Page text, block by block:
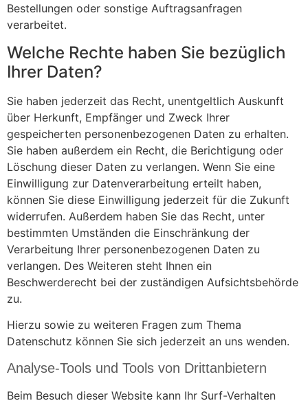
Bestellungen oder sonstige Auftragsanfragen
verarbeitet.
Welche Rechte haben Sie bezüglich
Ihrer Daten?
Sie haben jederzeit das Recht, unentgeltlich Auskunft
über Herkunft, Empfänger und Zweck Ihrer
gespeicherten personenbezogenen Daten zu erhalten.
Sie haben außerdem ein Recht, die Berichtigung oder
Löschung dieser Daten zu verlangen. Wenn Sie eine
Einwilligung zur Datenverarbeitung erteilt haben,
können Sie diese Einwilligung jederzeit für die Zukunft
widerrufen. Außerdem haben Sie das Recht, unter
bestimmten Umständen die Einschränkung der
Verarbeitung Ihrer personenbezogenen Daten zu
verlangen. Des Weiteren steht Ihnen ein
Beschwerderecht bei der zuständigen Aufsichtsbehörde
zu.
Hierzu sowie zu weiteren Fragen zum Thema
Datenschutz können Sie sich jederzeit an uns wenden.
Analyse-Tools und Tools von Dritt­anbietern
Beim Besuch dieser Website kann Ihr Surf-Verhalten